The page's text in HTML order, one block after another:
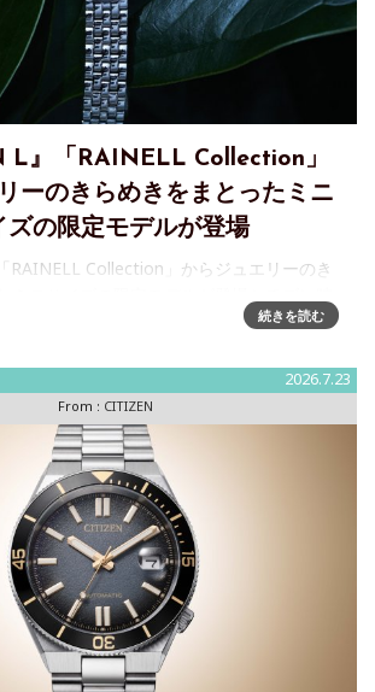
L』「RAINELL Collection」
ーのきらめきをまとったミニ
ズの限定モデルが登場
RAINELL Collection」からジュエリーのき
然の輝きをまとって、ひとつ上の自分にな
続きを読む
2026.7.23
From : CITIZEN